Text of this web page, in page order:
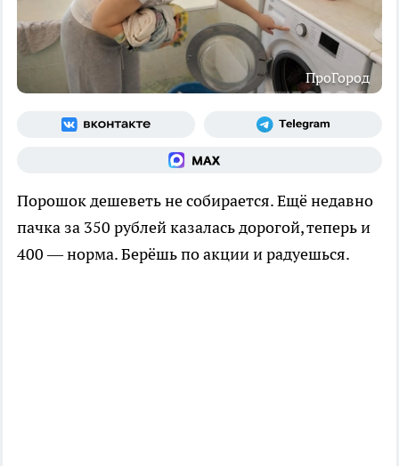
ПроГород
Порошок дешеветь не собирается. Ещё недавно
пачка за 350 рублей казалась дорогой, теперь и
400 — норма. Берёшь по акции и радуешься.